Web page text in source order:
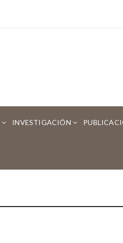
INVESTIGACIÓN